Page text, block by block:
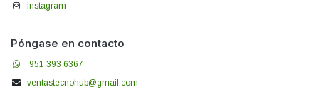
Instagram
Póngase en contacto
951 393 6367
ventastecnohub@gmail.com